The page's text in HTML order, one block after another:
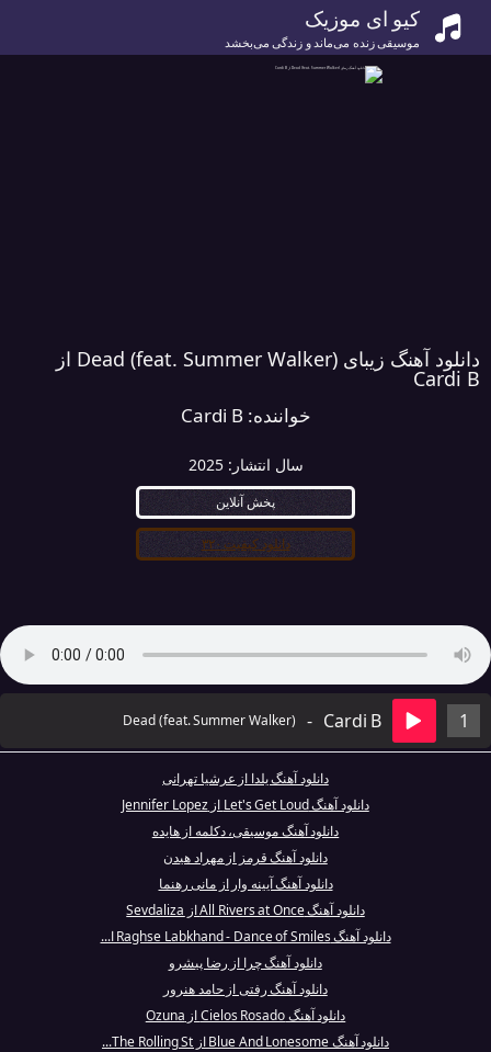
کیو ای موزیک
موسیقی زنده می‌ماند و زندگی می‌بخشد
دانلود آهنگ زیبای Dead (feat. Summer Walker) از
Cardi B
خواننده: Cardi B
سال انتشار:2025
پخش آنلاین
دانلود کیفیت ۳۲۰
1
Cardi B
-
Dead (feat. Summer Walker)
دانلود آهنگ یلدا از عرشیا تهرانی
دانلود آهنگ Let's Get Loud از Jennifer Lopez
دانلود آهنگ موسیقی، دکلمه از هایده
دانلود آهنگ قرمز از مهراد هیدن
دانلود آهنگ آیینه وار از مانی رهنما
دانلود آهنگ All Rivers at Once از Sevdaliza
دانلود آهنگ Raghse Labkhand - Dance of Smiles ا...
دانلود آهنگ چرا از رضا پیشرو
دانلود آهنگ رفتی از حامد هنرور
دانلود آهنگ Cielos Rosado از Ozuna
دانلود آهنگ Blue And Lonesome از The Rolling St...